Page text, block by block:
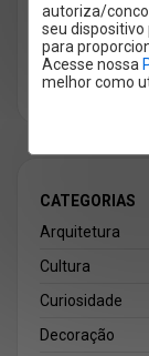
autoriza/
seu
para
Acesse nossa
melhor como
🏠 Locação,
📞 (19) 3447-
📂 CRECI
📍Endereço:
- SP, 13400-
CATEGORIAS
Arquitetura
Cultura
Curiosidade
Decoração